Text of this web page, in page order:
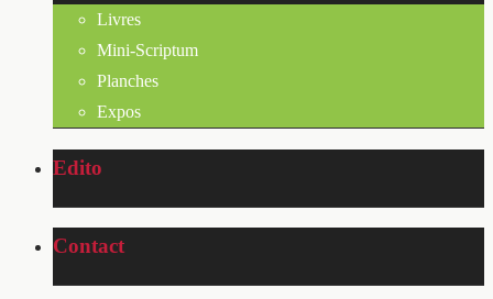
Livres
Mini-Scriptum
Planches
Expos
Edito
Contact